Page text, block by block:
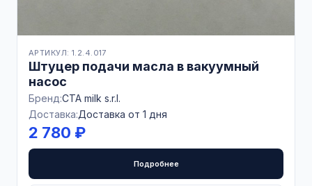
АРТИКУЛ: 1.2.4.017
Штуцер подачи масла в вакуумный
насос
Бренд:CTA milk s.r.l.
Доставка:Доставка от 1 дня
2 780 ₽
Подробнее